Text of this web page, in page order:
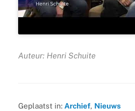
Auteur: Henri Schuite
Geplaatst in: Archief, Nieuws